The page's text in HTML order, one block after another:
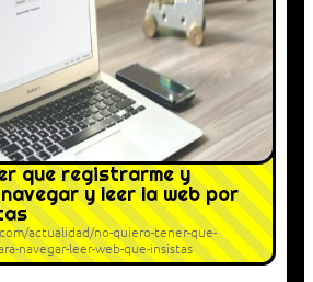
que registrarme y
y leer la web por
actualidad/no-quiero-tener-que-
navegar-leer-web-que-insistas